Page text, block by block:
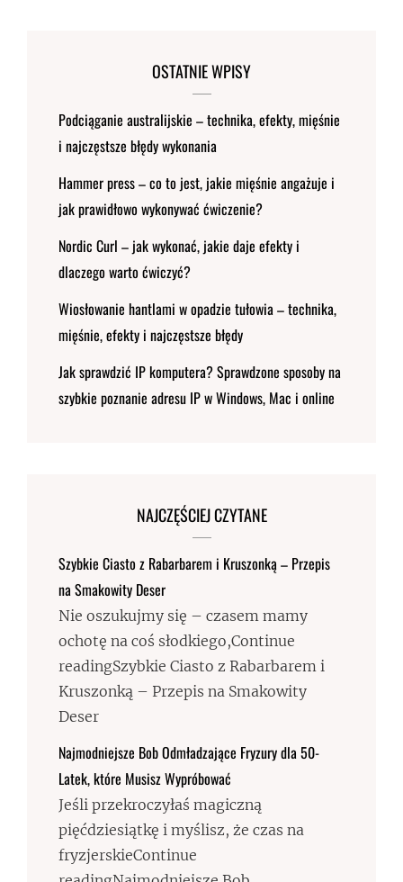
OSTATNIE WPISY
Podciąganie australijskie – technika, efekty, mięśnie
i najczęstsze błędy wykonania
Hammer press – co to jest, jakie mięśnie angażuje i
jak prawidłowo wykonywać ćwiczenie?
Nordic Curl – jak wykonać, jakie daje efekty i
dlaczego warto ćwiczyć?
Wiosłowanie hantlami w opadzie tułowia – technika,
mięśnie, efekty i najczęstsze błędy
Jak sprawdzić IP komputera? Sprawdzone sposoby na
szybkie poznanie adresu IP w Windows, Mac i online
NAJCZĘŚCIEJ CZYTANE
Szybkie Ciasto z Rabarbarem i Kruszonką – Przepis
na Smakowity Deser
Nie oszukujmy się – czasem mamy
ochotę na coś słodkiego,Continue
readingSzybkie Ciasto z Rabarbarem i
Kruszonką – Przepis na Smakowity
Deser
Najmodniejsze Bob Odmładzające Fryzury dla 50-
Latek, które Musisz Wypróbować
Jeśli przekroczyłaś magiczną
pięćdziesiątkę i myślisz, że czas na
fryzjerskieContinue